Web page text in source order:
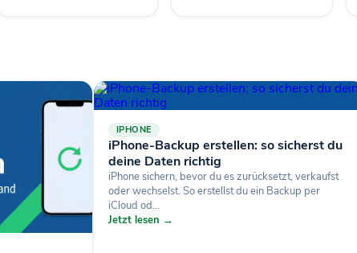
IPHONE
iPhone-Backup erstellen: so sicherst du
deine Daten richtig
iPhone sichern, bevor du es zurücksetzt, verkaufst
oder wechselst. So erstellst du ein Backup per
iCloud od...
Jetzt lesen →